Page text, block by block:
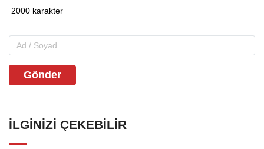
Gönder
İLGINIZI ÇEKEBILIR